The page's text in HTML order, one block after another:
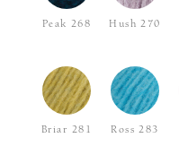
Peak 268 Hush 270
Briar 281 Ross 283